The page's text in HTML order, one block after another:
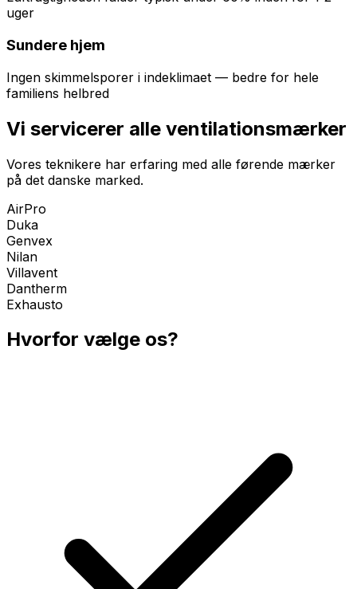
uger
Sundere hjem
Ingen skimmelsporer i indeklimaet — bedre for hele
familiens helbred
Vi servicerer alle ventilationsmærker
Vores teknikere har erfaring med alle førende mærker
på det danske marked.
AirPro
Duka
Genvex
Nilan
Villavent
Dantherm
Exhausto
Hvorfor vælge os?